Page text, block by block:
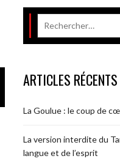
ARTICLES RÉCENTS
La Goulue : le coup de
La version interdite du
langue et de l’esprit